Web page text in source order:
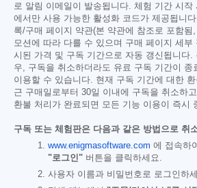
로 알림 이메일이 발송됩니다. 체험 기간 시작
에서만 사용 가능한 활성화 코드가 제공됩니
록/구매 페이지 약관(본 약관에 참조로 포함됨
모션에 따라 다를 수 있으며 구매 페이지 세부
시된 가격 및 구독 기간으로 자동 갱신됩니다.
우, 구독을 취소하더라도 유료 구독 기간이 종
이용할 수 있습니다. 현재 구독 기간에 대한
근 구매일로부터 30일 이내에 구독을 취소하
환불 처리가 완료되면 모든 기능 이용이 즉시
구독 또는 체험판은 다음과 같은 방법으로 취
www.enigmasoftware.com 에 접속하
"로그인" 버튼을 클릭하세요.
사용자 이름과 비밀번호로 로그인하